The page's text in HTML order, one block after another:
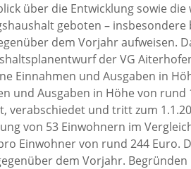
über die Entwicklung sowie
geboten –
dem Vorjahr aufweisen.
der VG
Einnahmen und Ausgaben in
und Ausgaben in Höhe von rund
verabschiedet und tritt zum
von 53 Einwohnern im
Einwohner von rund 244 Euro.
dem Vorjahr.